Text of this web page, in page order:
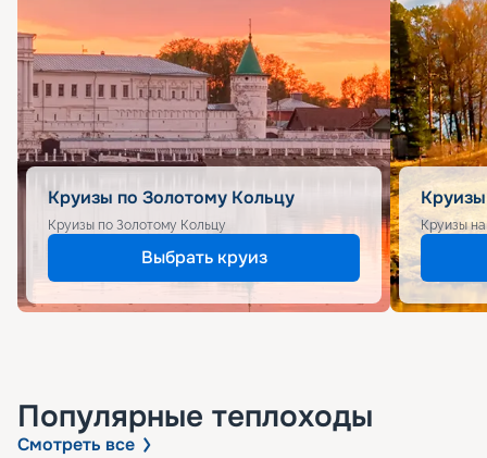
Круизы по Золотому Кольцу
Круизы по Золотому Кольцу
Выбрать круиз
Круизы
Популярные теплоходы
Смотреть все